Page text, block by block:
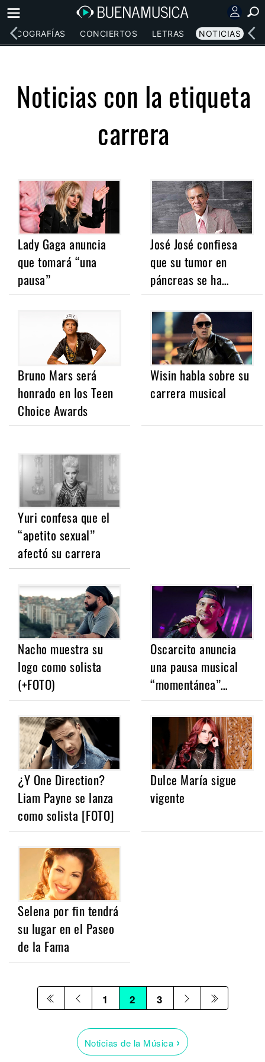
DISCOGRAFÍAS CONCIERTOS LETRAS NOTICIAS
Noticias con la etiqueta
carrera
Lady Gaga anuncia
que tomará “una
pausa”
José José confiesa
que su tumor en
páncreas se ha…
Bruno Mars será
honrado en los Teen
Choice Awards
Wisin habla sobre su
carrera musical
Yuri confesa que el
“apetito sexual”
afectó su carrera
Nacho muestra su
logo como solista
(+FOTO)
Oscarcito anuncia
una pausa musical
“momentánea”…
¿Y One Direction?
Liam Payne se lanza
como solista [FOTO]
Dulce María sigue
vigente
Selena por fin tendrá
su lugar en el Paseo
de la Fama
1 2 3
Noticias de la Música ›